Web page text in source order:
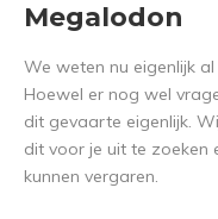
Megalodon
We weten nu eigenlijk
Hoewel er nog wel
dit gevaarte eigenlijk.
dit voor je uit te zoeken
kunnen vergaren.